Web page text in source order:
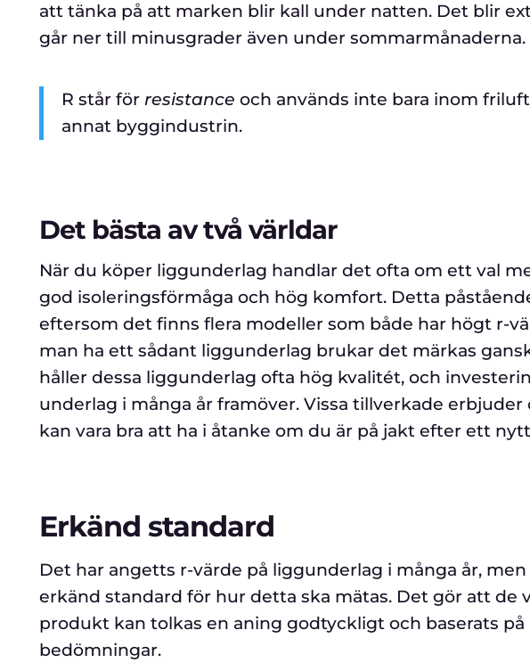
att tänka på att marken blir kall under natten. Det blir
går ner till minusgrader även under sommarmånaderna.
R står för resistance och används inte bara inom
annat byggindustrin.
Det bästa av två världar
När du köper liggunderlag handlar det ofta om ett val
god isoleringsförmåga och hög komfort. Detta
eftersom det finns flera modeller som både har högt r-
man ha ett sådant liggunderlag brukar det märkas
håller dessa liggunderlag ofta hög kvalitét, och
underlag i många år framöver. Vissa tillverkade
kan vara bra att ha i åtanke om du är på jakt efter ett
Erkänd standard
Det har angetts r-värde på liggunderlag i många år,
erkänd standard för hur detta ska mätas. Det gör att de
produkt kan tolkas en aning godtyckligt och baserats
bedömningar.